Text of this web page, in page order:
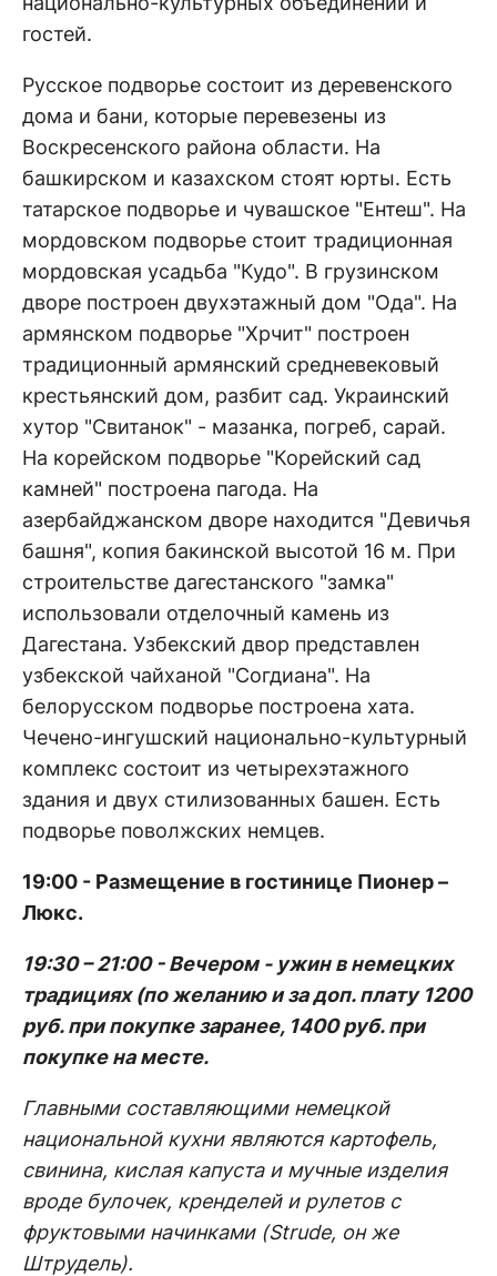
гостей.
Русское подворье состоит из деревенского
дома и бани, которые перевезены из
Воскресенского района области. На
башкирском и казахском стоят юрты. Есть
татарское подворье и чувашское "Ентеш". На
мордовском подворье стоит традиционная
мордовская усадьба "Кудо". В грузинском
дворе построен двухэтажный дом "Ода". На
армянском подворье "Хрчит" построен
традиционный армянский средневековый
крестьянский дом, разбит сад. Украинский
хутор "Свитанок" - мазанка, погреб, сарай.
На корейском подворье "Корейский сад
камней" построена пагода. На
азербайджанском дворе находится "Девичья
башня", копия бакинской высотой 16 м. При
строительстве дагестанского "замка"
использовали отделочный камень из
Дагестана. Узбекский двор представлен
узбекской чайханой "Согдиана". На
белорусском подворье построена хата.
Чечено-ингушский национально-культурный
комплекс состоит из четырехэтажного
здания и двух стилизованных башен. Есть
подворье поволжских немцев.
19:00 - Размещение в гостинице Пионер –
Люкс.
19:30 – 21:00 - Вечером - ужин в немецких
традициях (по желанию и за доп. плату 1200
руб. при покупке заранее, 1400 руб. при
покупке на месте.
Главными составляющими немецкой
национальной кухни являются картофель,
свинина, кислая капуста и мучные изделия
вроде булочек, кренделей и рулетов с
фруктовыми начинками (Strude, он же
Штрудель).